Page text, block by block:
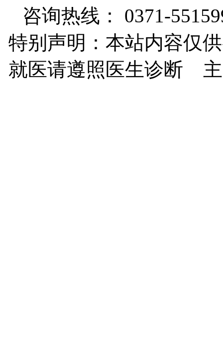
咨询热线： 0371-
特别声明：本站内容仅
就医请遵照医生诊断